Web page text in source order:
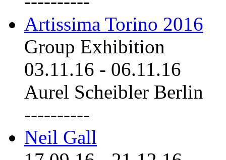
Artissima Torino 2016
Group Exhibition
03.11.16 - 06.11.16
Aurel Scheibler Berlin
----------
Neil Gall